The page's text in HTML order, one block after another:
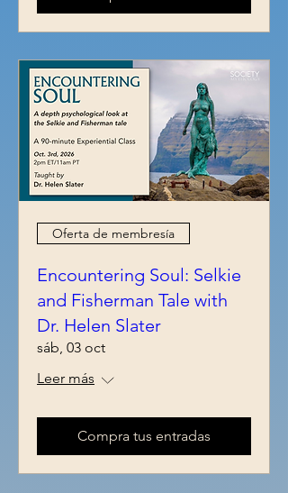
Oferta de membresía
Encountering Soul: Selkie
and Fisherman Tale with
Dr. Helen Slater
sáb, 03 oct
Leer más
Compra tus entradas